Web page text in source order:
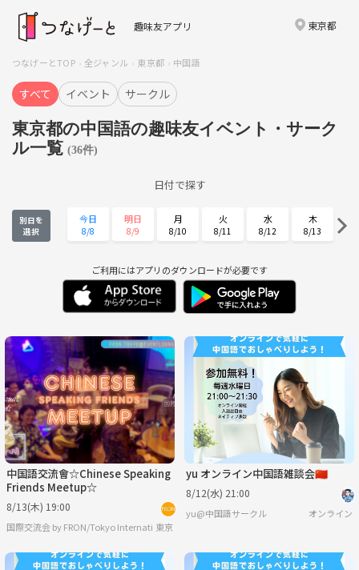
趣味友アプリ 東京都
つなげーとTOP 全ジャンル 東京都 中国語
すべて イベント サークル
東京都の中国語の趣味友イベント・サーク
ル一覧 (36件)
日付で探す
別日を
選択
今日
8/8
明日
8/9
月
8/10
火
8/11
水
8/12
木
8/13
8/14 8/15 8/16 8/17 8/18
木
8/20
金
8/21
日
8/23
月
8/24
8/27 8/28 8/29 8/30 8/31
火
9/1 9/2
木
9/3
金
9/4 9/5
ご利用にはアプリのダウンロードが必要です
中国語交流會☆Chinese Speaking
Friends Meetup☆
8/13(木) 19:00
東京
yu オンライン中国語雑談会🇨🇳
8/12(水) 21:00
yu@中国語サークル オンライン